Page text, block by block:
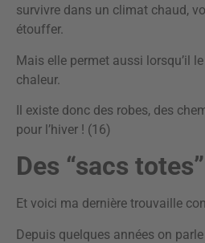
survivre dans un climat chaud,
étouffer.
Mais elle permet aussi lorsqu’il
chaleur.
Il existe donc des robes, des
pour l’hiver ! (16)
Des “sacs
Et voici ma dernière trouvaille
Depuis quelques années on